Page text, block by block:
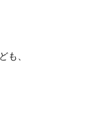
も、